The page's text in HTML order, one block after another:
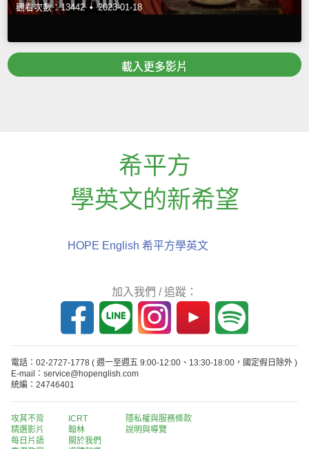
觀看次數：13442 • 2023-01-18
載入更多影片
希平方
學英文的新希望
HOPE English 希平方學英文
加入我們 / 追蹤：
電話：02-2727-1778 ( 週一至週五 9:00-12:00、13:30-18:00，國定假日除外 )
E-mail：service@hopenglish.com
統編：24746401
攻其不背
精選影片
每日片語
ICRT
翰林
關於我們
隱私權與服務條款
說明與導覽